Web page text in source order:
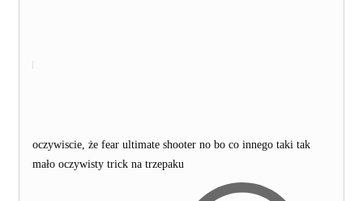
oczywiscie, że fear ultimate shooter no bo co innego taki tak
mało oczywisty trick na trzepaku